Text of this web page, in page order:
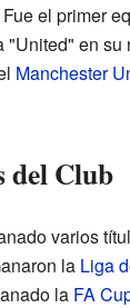
el primer
"United" en su
Manchester
del Club
varios
la Liga
la FA